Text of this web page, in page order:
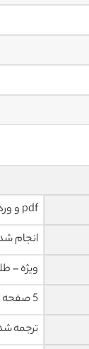
pdf و ورد تایپ شده با قابلیت ویرایش
انجام
ویژه –
5 صفحه با فونت 14 B Nazanin
ترجمه